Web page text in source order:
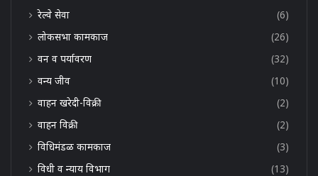
रेल्वे सेवा
(6)
लोकसभा कामकाज
(26)
वन व पर्यावरण
(32)
वन्य जीव
(10)
वाहन खरेदी-विक्री
(2)
वाहन विक्री
(2)
विधिमंडळ कामकाज
(3)
विधी व न्याय विभाग
(13)